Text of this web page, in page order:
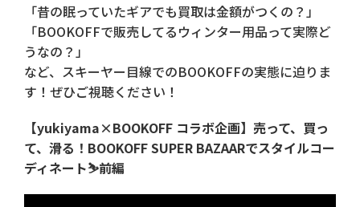
「昔の眠っていたギアでも買取は金額がつくの？」
「BOOKOFFで販売してるウィンター用品って実際ど
うなの？」
など、スキーヤー目線でのBOOKOFFの実態に迫りま
す！ぜひご視聴ください！
【yukiyama×BOOKOFF コラボ企画】売って、買っ
て、滑る！BOOKOFF SUPER BAZAARでスタイルコー
ディネート⛷️前編